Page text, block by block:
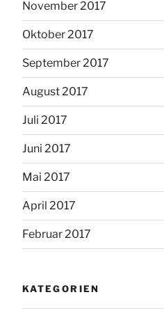
November 2017
Oktober 2017
September 2017
August 2017
Juli 2017
Juni 2017
Mai 2017
April 2017
Februar 2017
KATEGORIEN